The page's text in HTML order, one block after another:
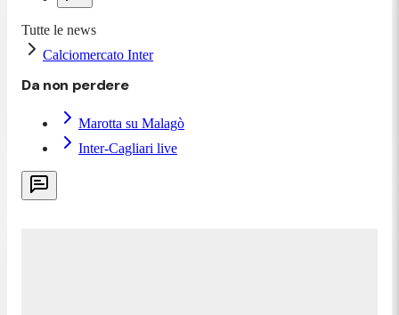
Tutte le news
Calciomercato Inter
Da non perdere
Marotta su Malagò
Inter-Cagliari live